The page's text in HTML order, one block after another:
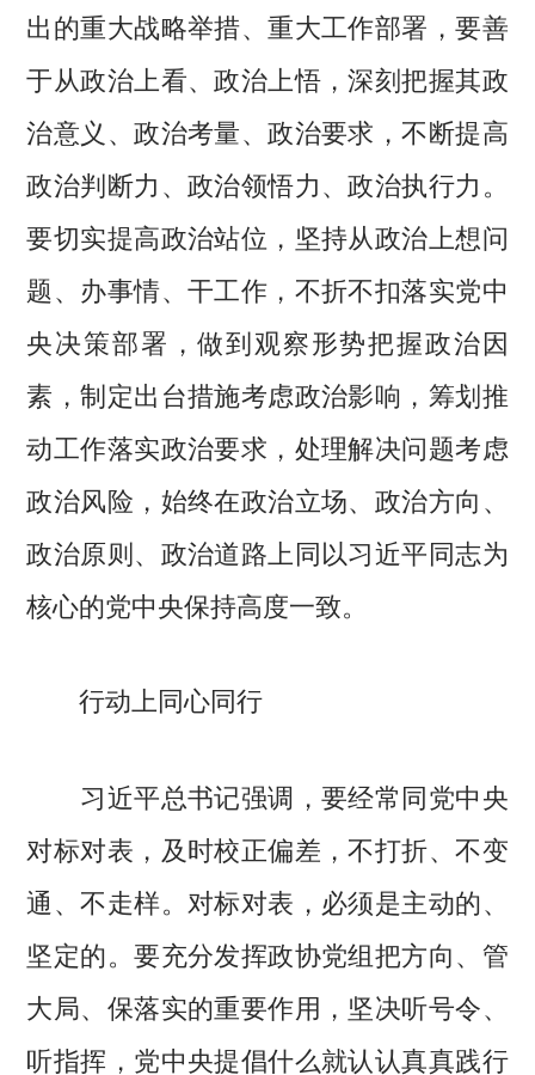
出的重大战略举措、重大工作部署，要善
于从政治上看、政治上悟，深刻把握其政
治意义、政治考量、政治要求，不断提高
政治判断力、政治领悟力、政治执行力。
要切实提高政治站位，坚持从政治上想问
题、办事情、干工作，不折不扣落实党中
央决策部署，做到观察形势把握政治因
素，制定出台措施考虑政治影响，筹划推
动工作落实政治要求，处理解决问题考虑
政治风险，始终在政治立场、政治方向、
政治原则、政治道路上同以习近平同志为
核心的党中央保持高度一致。
行动上同心同行
习近平总书记强调，要经常同党中央
对标对表，及时校正偏差，不打折、不变
通、不走样。对标对表，必须是主动的、
坚定的。要充分发挥政协党组把方向、管
大局、保落实的重要作用，坚决听号令、
听指挥，党中央提倡什么就认认真真践行